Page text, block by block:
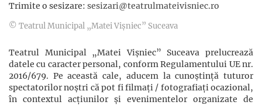
Trimite o sesizare: sesizari@teatrulmateivisniec.ro
© Teatrul Municipal „Matei Vișniec” Suceava
Teatrul Municipal „Matei Vișniec” Suceava prelucrează
datele cu caracter personal, conform Regulamentului UE nr.
2016/679. Pe această cale, aducem la cunoștință tuturor
spectatorilor noștri că pot fi filmaţi / fotografiaţi ocazional,
în contextul acţiunilor şi evenimentelor organizate de